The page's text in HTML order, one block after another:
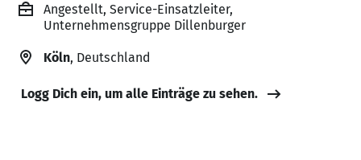
Angestellt, Service-Einsatzleiter,
Unternehmensgruppe Dillenburger
Köln, Deutschland
Logg Dich ein, um alle Einträge zu sehen.